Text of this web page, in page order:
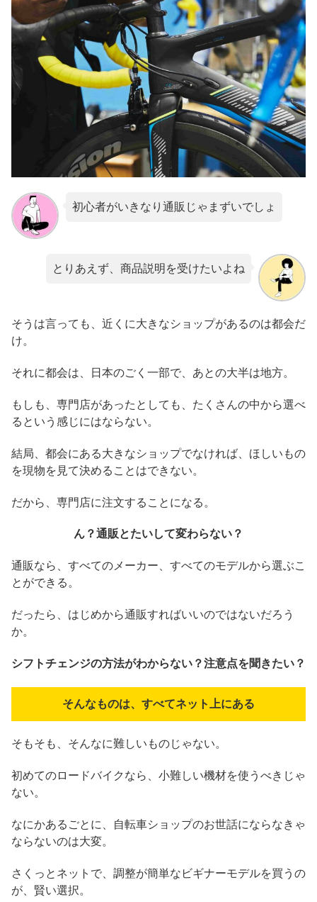
初心者がいきなり通販じゃまずいでしょ
とりあえず、商品説明を受けたいよね
そうは言っても、近くに大きなショップがあるのは都会だ
け。
それに都会は、日本のごく一部で、あとの大半は地方。
もしも、専門店があったとしても、たくさんの中から選べ
るという感じにはならない。
結局、都会にある大きなショップでなければ、ほしいもの
を現物を見て決めることはできない。
だから、専門店に注文することになる。
ん？通販とたいして変わらない？
通販なら、すべてのメーカー、すべてのモデルから選ぶこ
とができる。
だったら、はじめから通販すればいいのではないだろう
か。
シフトチェンジの方法がわからない？注意点を聞きたい？
そんなものは、すべてネット上にある
そもそも、そんなに難しいものじゃない。
初めてのロードバイクなら、小難しい機材を使うべきじゃ
ない。
なにかあるごとに、自転車ショップのお世話にならなきゃ
ならないのは大変。
さくっとネットで、調整が簡単なビギナーモデルを買うの
が、賢い選択。